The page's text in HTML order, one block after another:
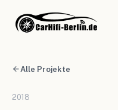
Alle Projekte
2018